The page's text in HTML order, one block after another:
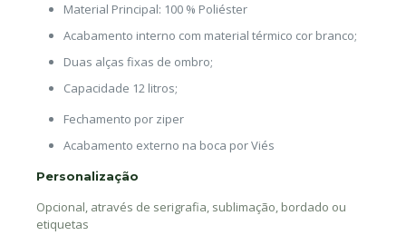
Material Principal: 100 % Poliéster
Acabamento interno com material térmico cor branco;
Duas alças fixas de ombro;
Capacidade 12 litros;
Fechamento por ziper
Acabamento externo na boca por Viés
Personalização
Opcional, através de serigrafia, sublimação, bordado ou
etiquetas